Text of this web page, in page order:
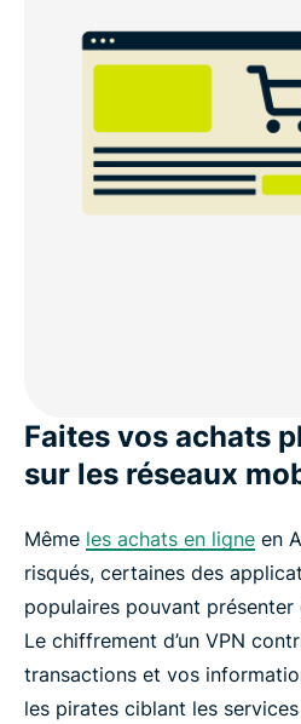
Faites vos achats
sur les réseaux
Même les achats en ligne en
risqués, certaines des
populaires pouvant
Le chiffrement d’un VPN
transactions et vos
les pirates ciblant les